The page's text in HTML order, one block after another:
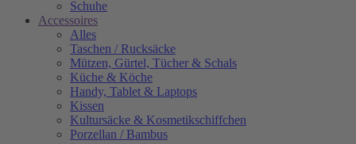
Schuhe
Accessoires
Alles
Taschen / Rucksäcke
Mützen, Gürtel, Tücher & Schals
Küche & Köche
Handy, Tablet & Laptops
Kissen
Kultursäcke & Kosmetikschiffchen
Porzellan / Bambus